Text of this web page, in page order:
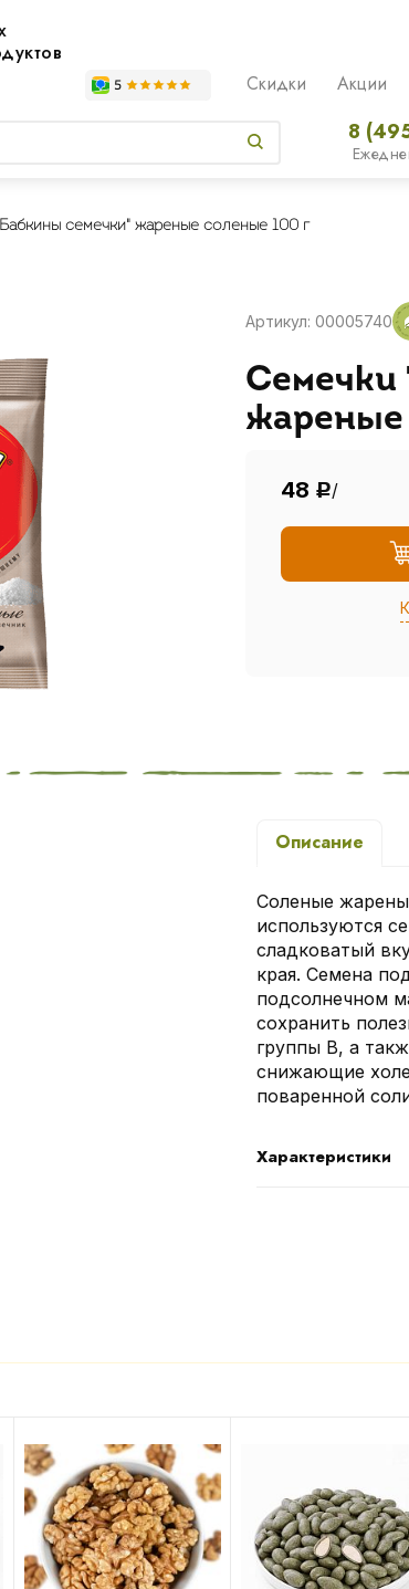
Скидки Акции
8
семечки" жареные соленые 100 г
Артикул: 00005740
Семечки
жареные
48 Р/
Описание
Соленые
используются
сладковатый
края. Семена
подсолнечном
сохранить
группы В, а
снижающие
поваренной
Характеристики